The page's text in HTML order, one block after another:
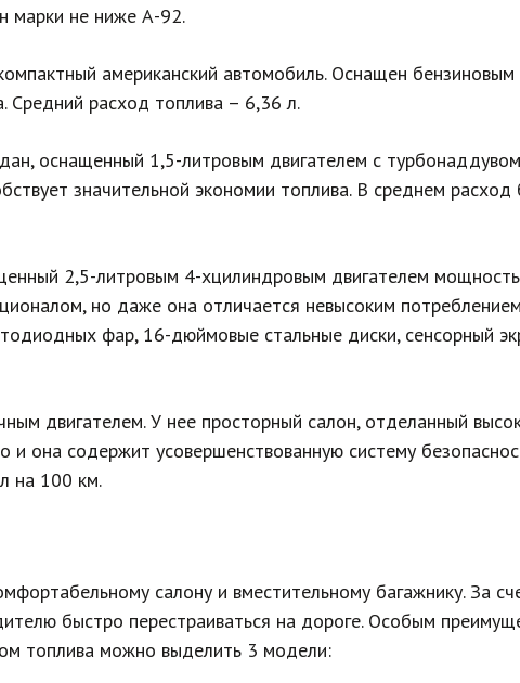
марки не ниже А-92.
американский автомобиль. Оснащен
Средний расход топлива – 6,36 л.
оснащенный 1,5-литровым двигателем с
значительной экономии топлива. В среднем
2,5-литровым 4-хцилиндровым двигателем
но даже она отличается невысоким
фар, 16-дюймовые стальные диски, сенсорный
двигателем. У нее просторный салон, отделанный
и она содержит усовершенствованную систему
на 100 км.
салону и вместительному багажнику. За
быстро перестраиваться на дороге. Особым
топлива можно выделить 3 модели: